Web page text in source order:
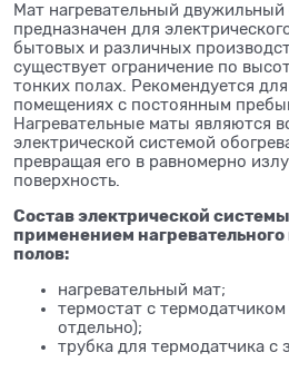
Мат нагревательный
предназначен для
бытовых и различных
существует ограничение по
тонких полах. Рекомендуется
помещениях с постоянным
Нагревательные маты являются
электрической системой
превращая его в равномерно
поверхность.
Состав электрической
применением нагревательного
полов:
нагревательный мат;
термостат с термодатчиком
отдельно);
трубка для термодатчика с